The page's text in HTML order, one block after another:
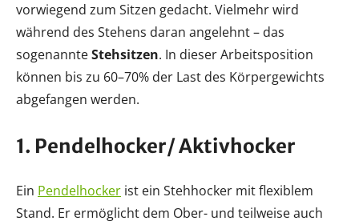
vorwiegend zum Sitzen gedacht. Vielmehr wird
während des Stehens daran angelehnt – das
sogenannteStehsitzen. In dieser Arbeitsposition
können bis zu 60–70% der Last des Körpergewichts
abgefangen werden.
1. Pendelhocker/ Aktivhocker
Ein Pendelhocker ist ein Stehhocker mit flexiblem
Stand. Er ermöglicht dem Ober- und teilweise auch